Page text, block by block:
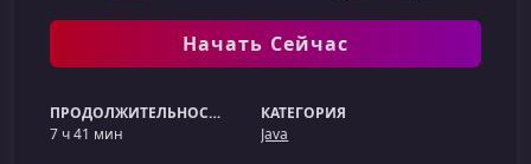
Начать Сейчас
ПРОДОЛЖИТЕЛЬНОСТЬ
7 ч 41 мин
КАТЕГОРИЯ
Java